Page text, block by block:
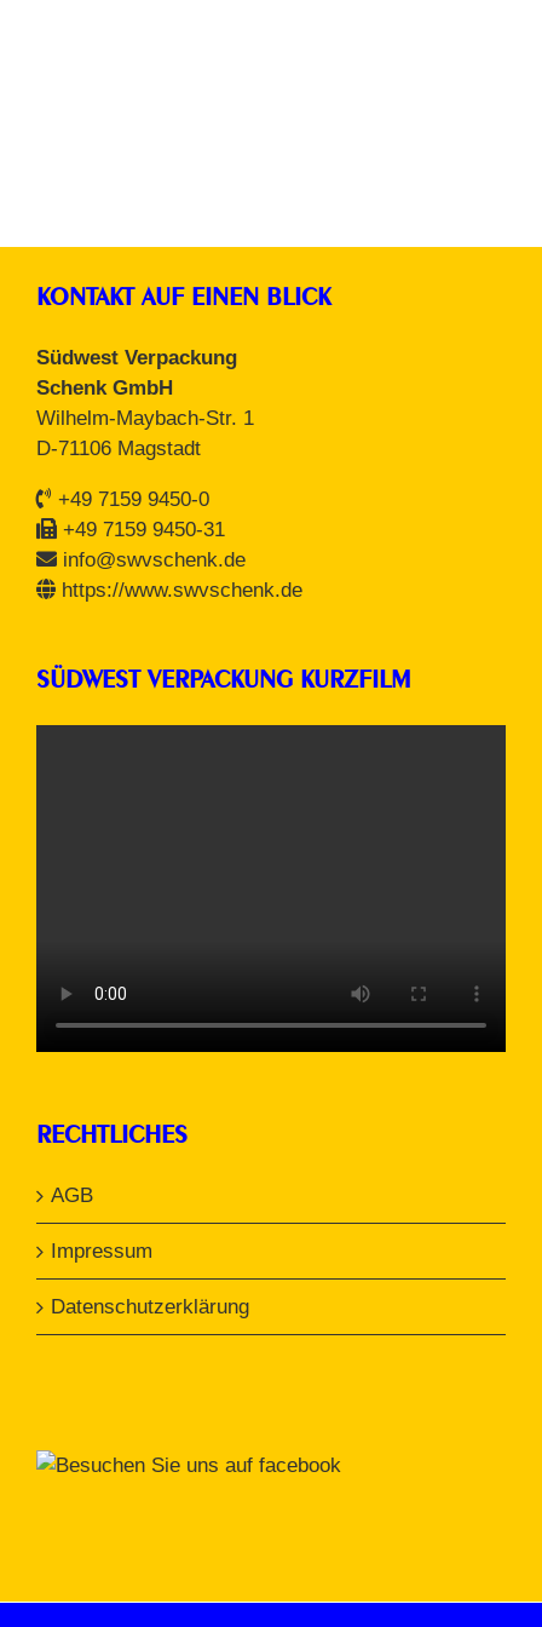
KONTAKT AUF EINEN BLICK
Südwest Verpackung
Schenk GmbH
Wilhelm-Maybach-Str. 1
D-71106 Magstadt
+49 7159 9450-0
+49 7159 9450-31
info@swvschenk.de
https://www.swvschenk.de
SÜDWEST VERPACKUNG KURZFILM
RECHTLICHES
AGB
Impressum
Datenschutzerklärung